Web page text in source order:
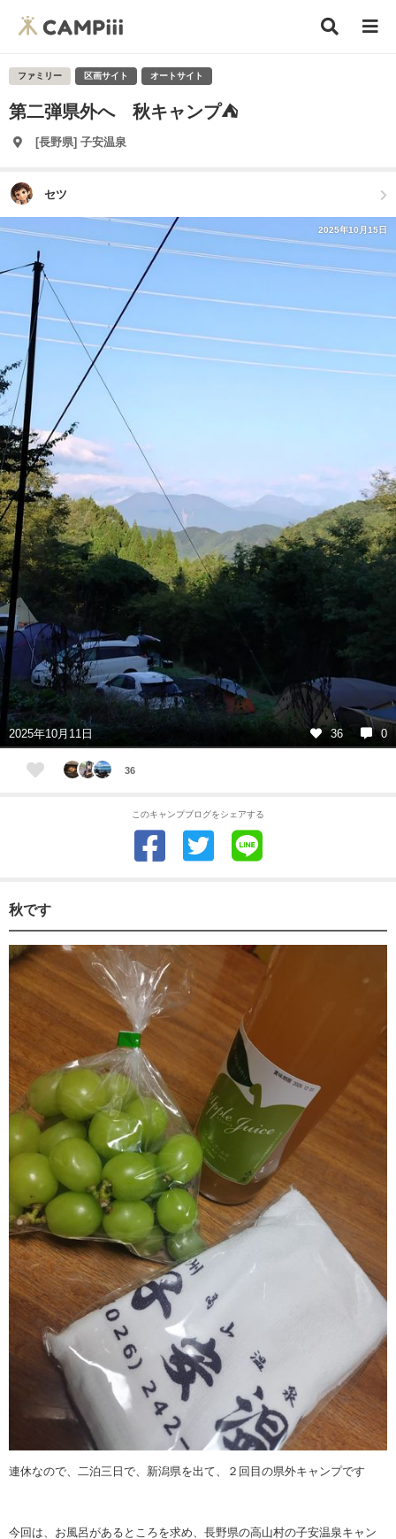
ファミリー 区画サイト オートサイト
第二弾県外へ 秋キャンプ⛺️
[長野県] 子安温泉
セツ
2025年10月15日
2025年10月11日 36 0
36
このキャンプブログをシェアする
秋です
連休なので、二泊三日で、新潟県を出て、２回目の県外キャンプです
今回は、お風呂があるところを求め、長野県の高山村の子安温泉キャン